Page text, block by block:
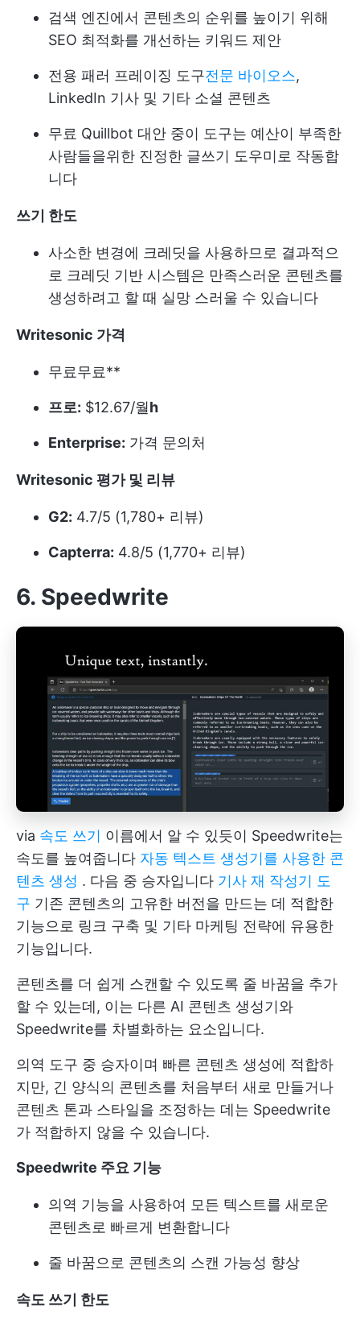
검색 엔진에서 콘텐츠의 순위를 높이기 위해
SEO 최적화를 개선하는 키워드 제안
전용 패러 프레이징 도구전문 바이오스,
LinkedIn 기사 및 기타 소셜 콘텐츠
무료 Quillbot 대안 중이 도구는 예산이 부족한
사람들을위한 진정한 글쓰기 도우미로 작동합
니다
쓰기 한도
사소한 변경에 크레딧을 사용하므로 결과적으
로 크레딧 기반 시스템은 만족스러운 콘텐츠를
생성하려고 할 때 실망 스러울 수 있습니다
Writesonic 가격
무료무료**
프로: $12.67/월h
Enterprise: 가격 문의처
Writesonic 평가 및 리뷰
G2: 4.7/5 (1,780+ 리뷰)
Capterra: 4.8/5 (1,770+ 리뷰)
6. Speedwrite
via 속도 쓰기 이름에서 알 수 있듯이 Speedwrite는
속도를 높여줍니다 자동 텍스트 생성기를 사용한 콘
텐츠 생성 . 다음 중 승자입니다 기사 재 작성기 도
구 기존 콘텐츠의 고유한 버전을 만드는 데 적합한
기능으로 링크 구축 및 기타 마케팅 전략에 유용한
기능입니다.
콘텐츠를 더 쉽게 스캔할 수 있도록 줄 바꿈을 추가
할 수 있는데, 이는 다른 AI 콘텐츠 생성기와
Speedwrite를 차별화하는 요소입니다.
의역 도구 중 승자이며 빠른 콘텐츠 생성에 적합하
지만, 긴 양식의 콘텐츠를 처음부터 새로 만들거나
콘텐츠 톤과 스타일을 조정하는 데는 Speedwrite
가 적합하지 않을 수 있습니다.
Speedwrite 주요 기능
의역 기능을 사용하여 모든 텍스트를 새로운
콘텐츠로 빠르게 변환합니다
줄 바꿈으로 콘텐츠의 스캔 가능성 향상
속도 쓰기 한도